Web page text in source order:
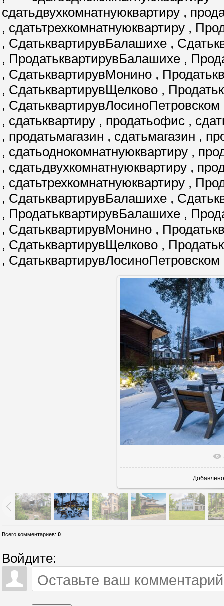
сдатьдвухкомнатнуюквартиру ,
, сдатьтрехкомнатнуюквартиру ,
, СдатьквартирувБалашихе ,
, ПродатьквартирувБалашихе ,
, СдатьквартирувМонино ,
, СдатьквартирувЩелково ,
, СдатьквартирувЛосиноПетровском
, сдатьквартиру , продатьофис ,
, продатьмагазин , сдатьмагазин ,
, сдатьоднокомнатнуюквартиру ,
, сдатьдвухкомнатнуюквартиру ,
, сдатьтрехкомнатнуюквартиру ,
, СдатьквартирувБалашихе ,
, ПродатьквартирувБалашихе ,
, СдатьквартирувМонино ,
, СдатьквартирувЩелково ,
, СдатьквартирувЛосиноПетровском
В
Добавлено
Всего комментариев: 0
Войдите: